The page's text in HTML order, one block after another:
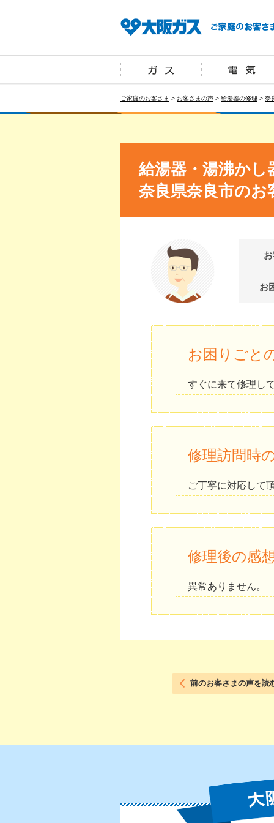
ご家庭のお客さま > お客さまの声 > 給湯器の修理 > 奈
給湯器・湯沸かし
奈良県奈良市のお
お
お困りごと
すぐに来て修理し
修理訪問時
ご丁寧に対応して
修理後の感
異常ありません。
前のお客さまの声を読